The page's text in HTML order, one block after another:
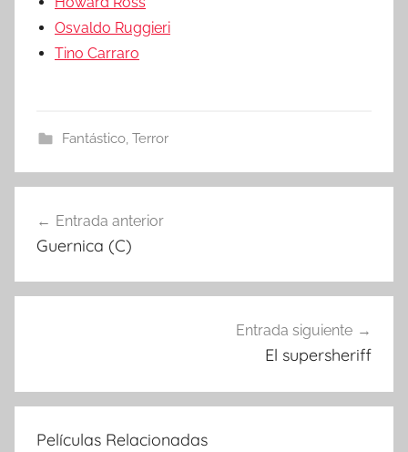
Osvaldo Ruggieri
Tino Carraro
Fantástico, Terror
Navegación
de
entradas
Entrada anterior
Guernica (C)
Entrada siguiente
El supersheriff
Películas Relacionadas